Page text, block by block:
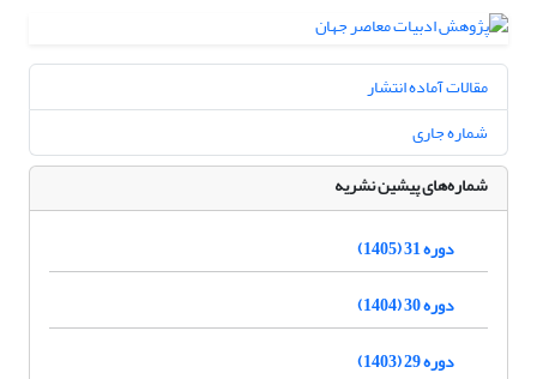
مقالات آماده انتشار
شماره جاری
شماره‌های پیشین نشریه
دوره 31 (1405)
دوره 30 (1404)
دوره 29 (1403)